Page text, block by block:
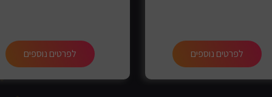
לפרטים נוספים לפרטים נוספים